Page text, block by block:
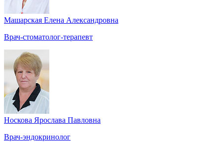
Машарская Елена Александровна
Врач-стоматолог-терапевт
Носкова Ярослава Павловна
Врач-эндокринолог